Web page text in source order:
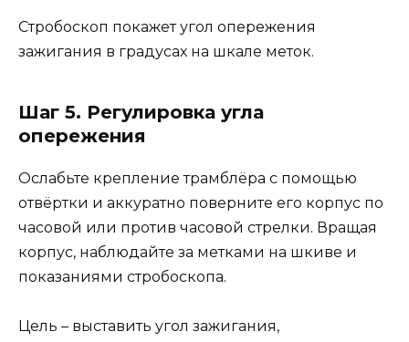
Стробоскоп покажет угол опережения
зажигания в градусах на шкале меток.
Шаг 5. Регулировка угла
опережения
Ослабьте крепление трамблёра с помощью
отвёртки и аккуратно поверните его корпус по
часовой или против часовой стрелки. Вращая
корпус, наблюдайте за метками на шкиве и
показаниями стробоскопа.
Цель – выставить угол зажигания,